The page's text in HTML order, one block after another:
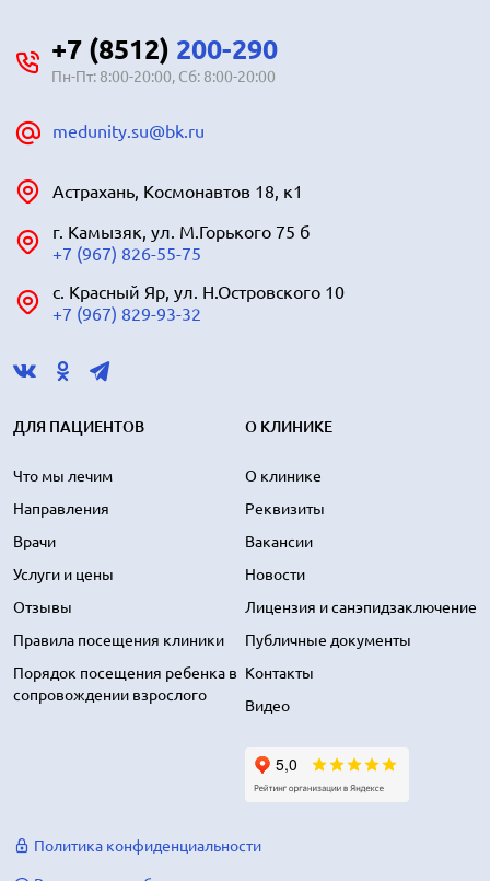
+7 (8512) 200-290
Пн-Пт: 8:00-20:00, Сб: 8:00-20:00
medunity.su@bk.ru
Астрахань, Космонавтов 18, к1
г. Камызяк, ул. М.Горького 75 б
+7 (967) 826-55-75
с. Красный Яр, ул. Н.Островского 10
+7 (967) 829-93-32
ДЛЯ ПАЦИЕНТОВ
Что мы лечим
Направления
Врачи
Услуги и цены
Отзывы
Правила посещения клиники
Порядок посещения ребенка в
сопровождении взрослого
О КЛИНИКЕ
О клинике
Реквизиты
Вакансии
Новости
Лицензия и санэпидзаключение
Публичные документы
Контакты
Видео
Политика конфиденциальности